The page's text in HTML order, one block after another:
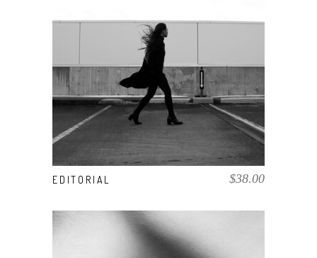
AÑADIR AL CARRITO
EDITORIAL $38.00